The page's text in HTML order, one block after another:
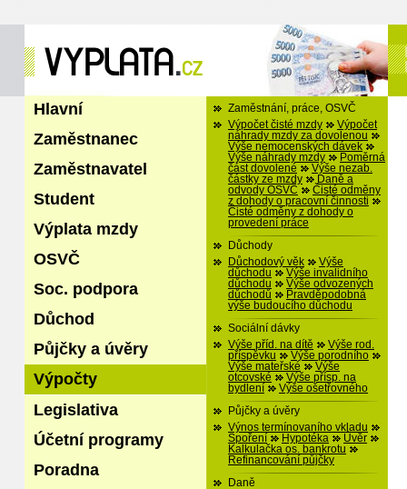
Hlavní
Zaměstnanec
Zaměstnavatel
Student
Výplata mzdy
OSVČ
Soc. podpora
Důchod
Půjčky a úvěry
Výpočty
Legislativa
Účetní programy
Poradna
Zaměstnání, práce, OSVČ
Výpočet čisté mzdy
Výpočet
náhrady mzdy za dovolenou
Výše nemocenských dávek
Výše náhrady mzdy
Poměrná
část dovolené
Výše nezab.
částky ze mzdy
Daně a
odvody OSVČ
Čisté odměny
z dohody o pracovní činnosti
Čisté odměny z dohody o
provedení práce
Důchody
Důchodový věk
Výše
důchodu
Výše invalidního
důchodu
Výše odvozených
důchodů
Pravděpodobná
výše budoucího důchodu
Sociální dávky
Výše příd. na dítě
Výše rod.
příspěvku
Výše porodního
Výše mateřské
Výše
otcovské
Výše přísp. na
bydlení
Výše ošetřovného
Půjčky a úvěry
Výnos termínovaního vkladu
Spoření
Hypotéka
Úvěr
Kalkulačka os. bankrotu
Refinancování půjčky
Daně